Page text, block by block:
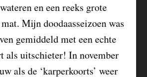
en een reeks grote
Mijn doodaasseizoen was
gemiddeld met een echte
als uitschieter! In november
als de ‘karperkoorts’ weer